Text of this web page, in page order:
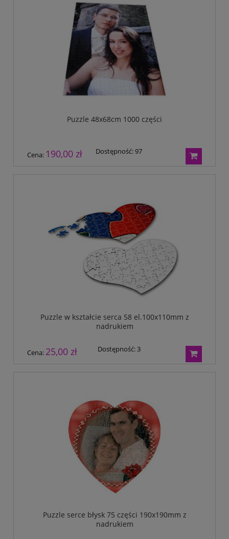
Puzzle 48x68cm 1000 części
Cena: 190,00 zł Dostępność:97
Puzzle w kształcie serca 58 el.100x110mm z
nadrukiem
Cena: 25,00 zł Dostępność:3
Puzzle serce błysk 75 części 190x190mm z
nadrukiem